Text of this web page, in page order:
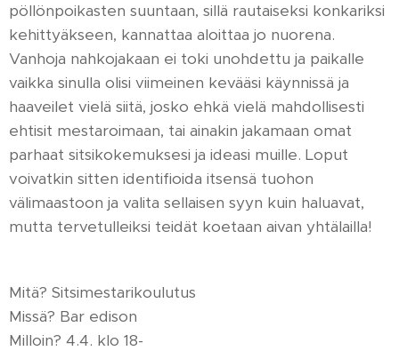
pöllönpoikasten suuntaan, sillä rautaiseksi konkariksi
kehittyäkseen, kannattaa aloittaa jo nuorena.
Vanhoja nahkojakaan ei toki unohdettu ja paikalle
vaikka sinulla olisi viimeinen kevääsi käynnissä ja
haaveilet vielä siitä, josko ehkä vielä mahdollisesti
ehtisit mestaroimaan, tai ainakin jakamaan omat
parhaat sitsikokemuksesi ja ideasi muille. Loput
voivatkin sitten identifioida itsensä tuohon
välimaastoon ja valita sellaisen syyn kuin haluavat,
mutta tervetulleiksi teidät koetaan aivan yhtälailla!
Mitä? Sitsimestarikoulutus
Missä? Bar edison
Milloin? 4.4. klo 18-